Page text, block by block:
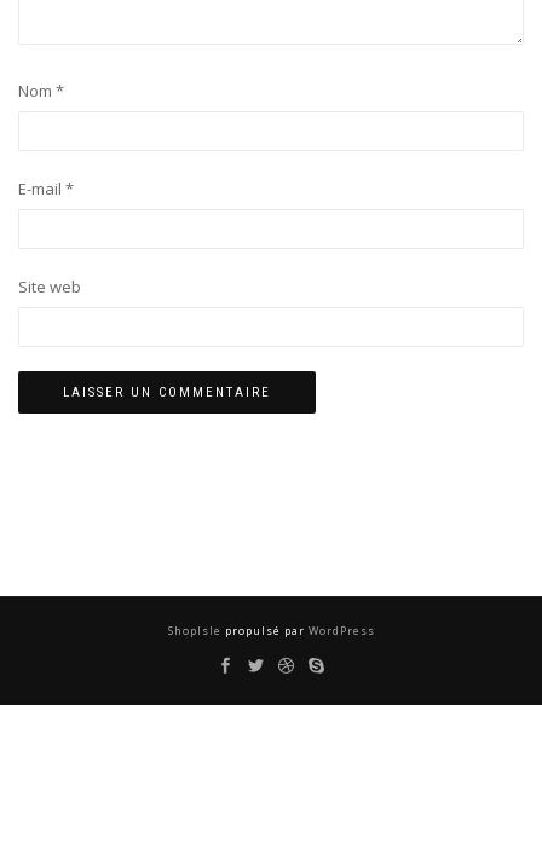
Nom *
E-mail *
Site web
ShopIsle propulsé par WordPress